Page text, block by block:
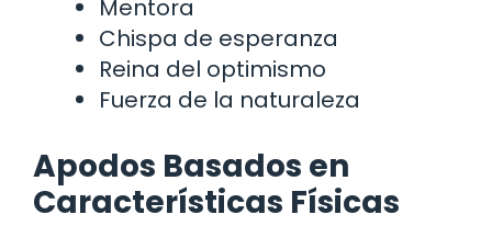
Mentora
Chispa de esperanza
Reina del optimismo
Fuerza de la naturaleza
Apodos Basados en
Características Físicas